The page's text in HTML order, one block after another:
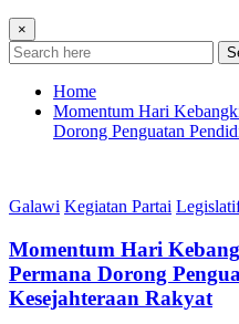
×
Home
Momentum Hari
Dorong Penguatan
Galawi Kegiatan Partai
Momentum Hari
Permana Dorong
Kesejahteraan Rakyat